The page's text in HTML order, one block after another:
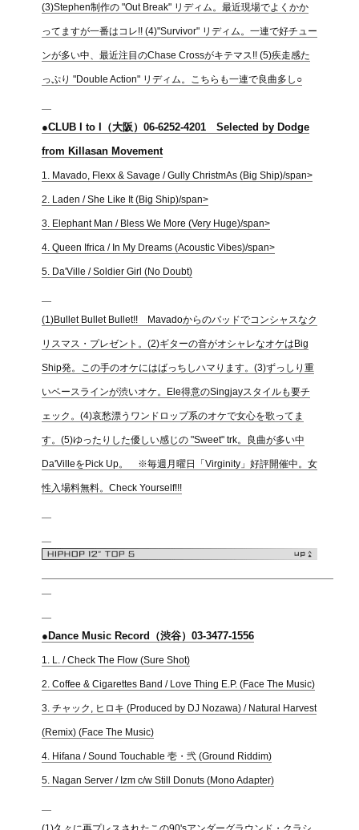
(3)Stephen制作の "Out Break" リディム。最近現場でよくかか
ってますが一番はコレ!! (4)"Survivor" リディム。一連で好チュー
ンが多い中、最近注目のChase Crossがキテマス!! (5)疾走感た
っぷり "Double Action" リディム。こちらも一連で良曲多し○
●CLUB I to I（大阪）06-6252-4201 Selected by Dodge
from Killasan Movement
1. Mavado, Flexx & Savage / Gully ChristmAs (Big Ship)/span>
2. Laden / She Like It (Big Ship)/span>
3. Elephant Man / Bless We More (Very Huge)/span>
4. Queen Ifrica / In My Dreams (Acoustic Vibes)/span>
5. Da'Ville / Soldier Girl (No Doubt)
(1)Bullet Bullet Bullet!! Mavadoからのバッドでコンシャスなク
リスマス・プレゼント。(2)ギターの音がオシャレなオケはBig
Ship発。この手のオケにはばっちしハマります。(3)ずっしり重
いベースラインが渋いオケ。Ele得意のSingjayスタイルも要チ
ェック。(4)哀愁漂うワンドロップ系のオケで女心を歌ってま
す。(5)ゆったりした優しい感じの "Sweet" trk。良曲が多い中
Da'VilleをPick Up。 ※毎週月曜日「Virginity」好評開催中。女
性入場料無料。Check Yourself!!!
●Dance Music Record（渋谷）03-3477-1556
1. L. / Check The Flow (Sure Shot)
2. Coffee & Cigarettes Band / Love Thing E.P. (Face The Music)
3. チャック, ヒロキ (Produced by DJ Nozawa) / Natural Harvest
(Remix) (Face The Music)
4. Hifana / Sound Touchable 壱・弐 (Ground Riddim)
5. Nagan Server / Izm c/w Still Donuts (Mono Adapter)